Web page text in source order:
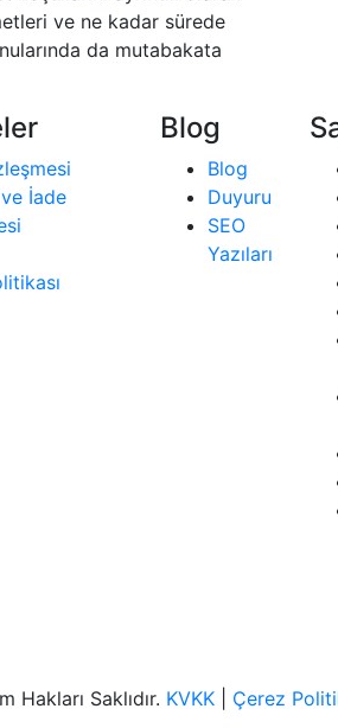
ve ne kadar sürede
da mutabakata
İade
Blog
Blog
Duyuru
SEO
Yazıları
Hakları Saklıdır. KVKK Çerez